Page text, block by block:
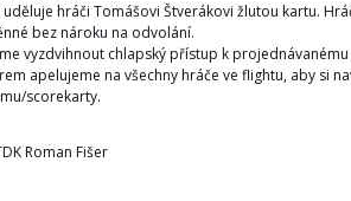
uděluje hráči Tomášovi Štverákovi žlutou kartu.
bez nároku na odvolání.
vyzdvihnout chlapský přístup k
apelujeme na všechny hráče ve flightu, aby si
scorekarty.
Roman Fišer